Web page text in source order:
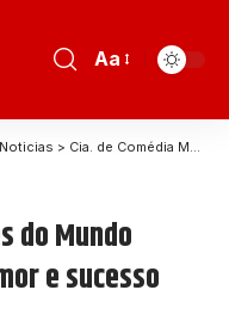
Aa
Noticias > Cia. de Comédia Melhores do Mundo celebram 30 anos de humor e sucesso nos palcos
do Mundo
e sucesso